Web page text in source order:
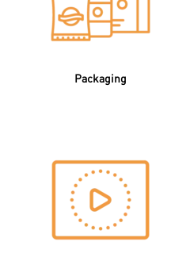
Packaging